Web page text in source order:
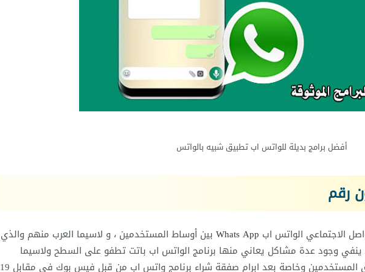
أفضل برامج بديلة للواتس اب تطبيق شبيه بالواتس
رقم
الاجتماعي الواتس اب
بين أوساط المستخدمين ، و لاسيما العرب منهم والذي
ينفي وجود عدة مشاكل يعاني منها برنامج الواتس اب باتت تطفو على السطح ولاسيما
مشكلة الخصوصية والأمان التي باتت تؤرق المستخدمين وخاصة بعد ابرام صفقة شراء برنامج واتس اب من قبل فيس بوك في مقابل 19